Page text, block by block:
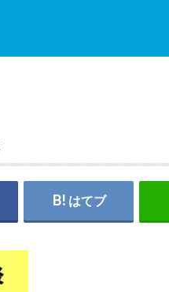
はてブ